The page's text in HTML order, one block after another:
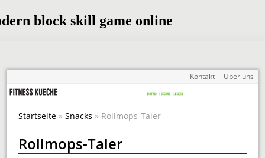
Kontakt Über uns
Startseite »Snacks » Rollmops-Taler
Rollmops-Taler